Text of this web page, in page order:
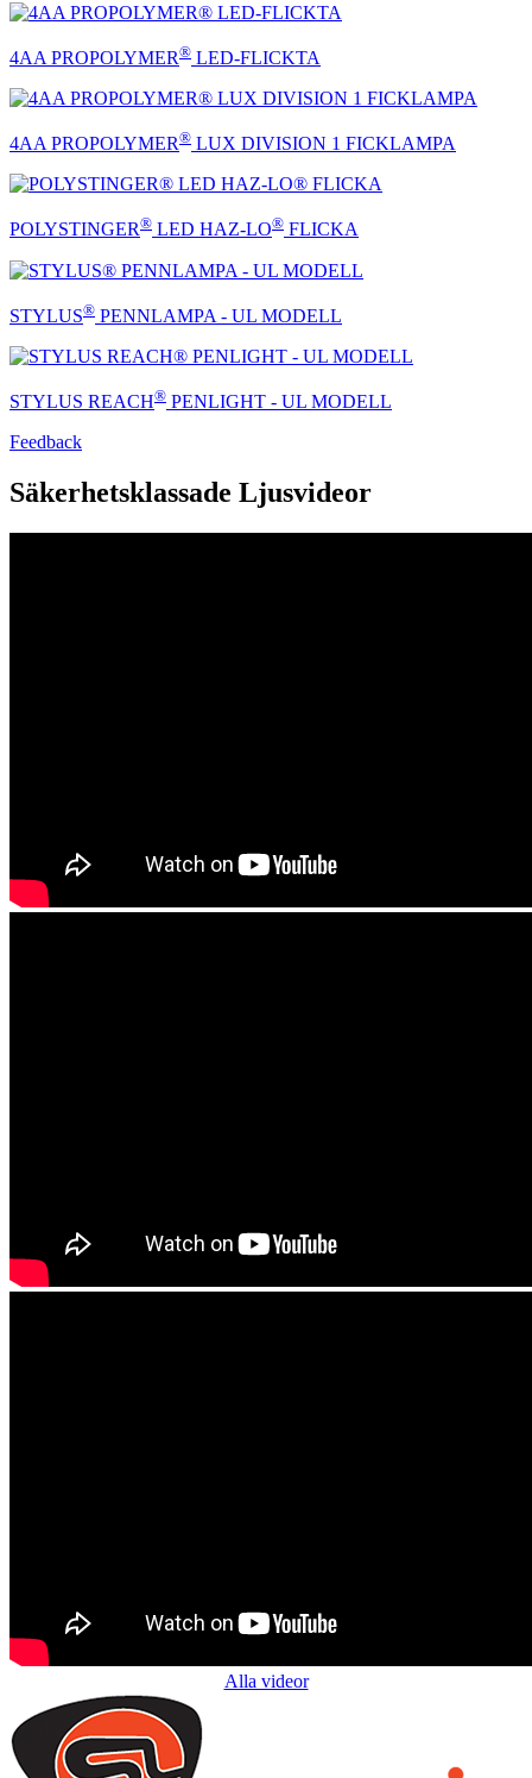
4AA PROPOLYMER® LED-FLICKTA
4AA PROPOLYMER® LUX DIVISION 1 FICKLAMPA
POLYSTINGER® LED HAZ-LO® FLICKA
STYLUS® PENNLAMPA - UL MODELL
STYLUS REACH® PENLIGHT - UL MODELL
Feedback
Säkerhetsklassade Ljusvideor
Alla videor